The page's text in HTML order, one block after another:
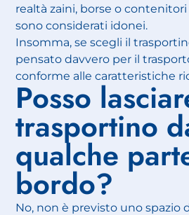
realtà zaini, borse o
sono considerati idonei.
Insomma, se scegli il
pensato davvero per il
conforme alle caratteristiche
Posso
trasportino
qualche
bordo?
No, non è previsto uno spazio